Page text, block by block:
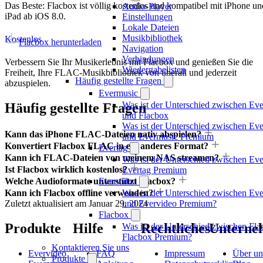
Audio-Player
Einstellungen
Lokale Dateien
Musikbibliothek
Navigation
Verbindungen
Wiedergabelisten
Häufig gestellte Fragen
Evermusic
Was ist der Unterschied zwischen
und Flacbox
Was ist der Unterschied zwischen
und Evermusic Premium
Evertag
Was ist der Unterschied zwischen
Evertag Premium
Evervideo
Was ist der Unterschied zwischen
und Evervideo Premium?
Flacbox
Was ist der Unterschied zwischen
Flacbox Premium?
Kontaktieren Sie uns
Produkte
Das Beste: Flacbox ist völlig kostenlos und kompatibel mit iPhone
iPad ab iOS 8.0.
Flacbox herunterladen
Kostenlos
Verbessern Sie Ihr Musikerlebnis mit Flacbox und genießen Sie die
Freiheit, Ihre FLAC-Musikbibliothek von überall und jederzeit
abzuspielen.
Häufig gestellte Fragen
Kann das iPhone FLAC-Dateien nativ abspielen?
Konvertiert Flacbox FLAC in ein anderes Format?
Kann ich FLAC-Dateien von meinem NAS streamen?
Ist Flacbox wirklich kostenlos?
Welche Audioformate unterstützt Flacbox?
Kann ich Flacbox offline verwenden?
Zuletzt aktualisiert am Januar 29, 2024
Produkte
Evervideo
Hilfe
FAQ
Rechtliches
Impressum
Über